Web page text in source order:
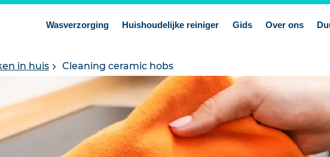
Wasverzorging Huishoudelijke reiniger Gids Over ons
in huis Cleaning ceramic hobs